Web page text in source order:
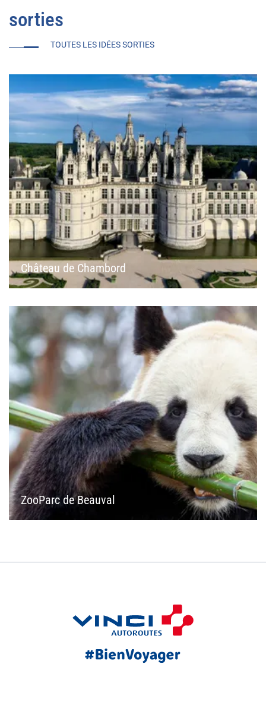
sorties
TOUTES LES IDÉES SORTIES
Château de Chambord
ZooParc de Beauval